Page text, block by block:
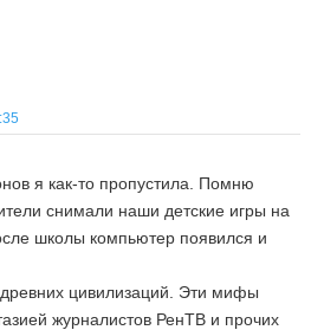
я как-то пропустила. Помню
снимали наши детские игры на
школы компьютер появился и
цивилизаций. Эти мифы
журналистов РенТВ и прочих